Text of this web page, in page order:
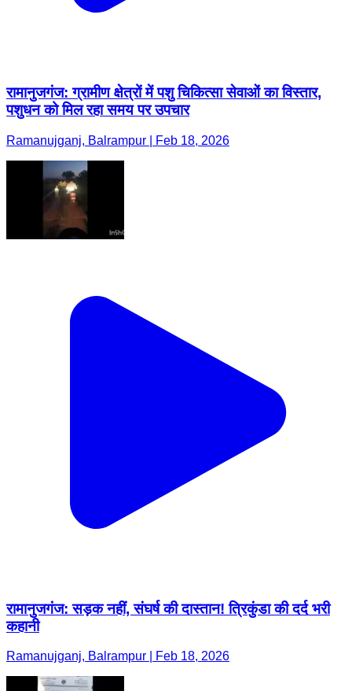
रामानुजगंज: ग्रामीण क्षेत्रों में पशु चिकित्सा सेवाओं का विस्तार,
पशुधन को मिल रहा समय पर उपचार
Ramanujganj, Balrampur | Feb 18, 2026
रामानुजगंज: सड़क नहीं, संघर्ष की दास्तान! त्रिकुंडा की दर्द भरी
कहानी
Ramanujganj, Balrampur | Feb 18, 2026